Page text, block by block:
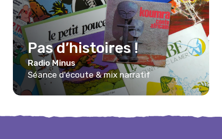
Pas d’histoires !
Radio Minus
Séance d'écoute & mix narratif